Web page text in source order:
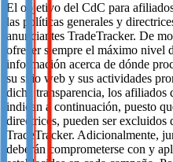
El objetivo del CdC para
las políticas generales y
anunciantes TradeTracker. De
ofrecer siempre el máximo nivel
información acerca de dónde
su sitio web y sus actividades
dicha transparencia, los afiliados
indican a continuación, puesto
directrices, pueden ser excluidos
TradeTracker. Adicionalmente,
deberán comprometerse con y